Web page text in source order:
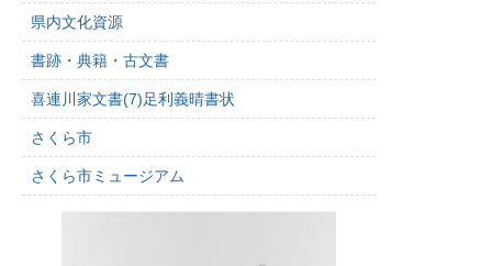
県内文化資源
書跡・典籍・古文書
喜連川家文書(7)足利義晴書状
さくら市
さくら市ミュージアム